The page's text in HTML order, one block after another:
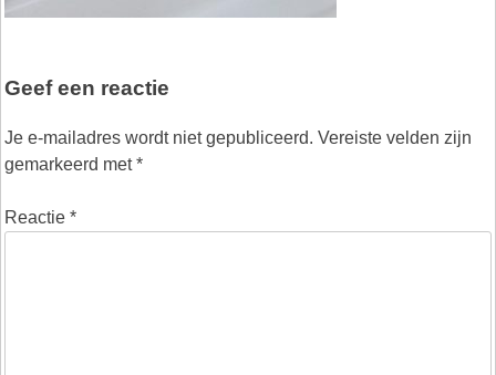
Geef een reactie
Je e-mailadres wordt niet gepubliceerd. Vereiste velden zijn
gemarkeerd met*
Reactie *